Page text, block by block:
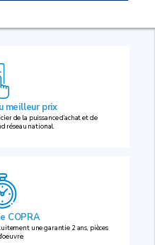
meilleur prix
de la puissance d’achat et de
réseau national.
COPRA
une garantie 2 ans, pièces